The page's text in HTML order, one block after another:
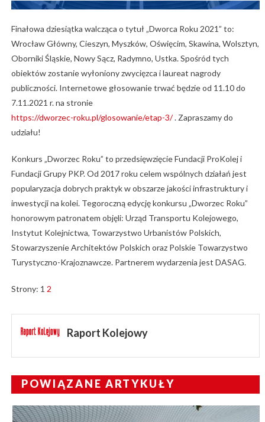
Finałowa dziesiątka walcząca o tytuł „Dworca Roku 2021” to:
Wrocław Główny, Cieszyn, Myszków, Oświęcim, Skawina, Wolsztyn,
Oborniki Śląskie, Nowy Sącz, Radymno, Ustka. Spośród tych
obiektów zostanie wyłoniony zwycięzca i laureat nagrody
publiczności. Internetowe głosowanie trwać będzie od 11.10 do
7.11.2021 r. na stronie
https://dworzec-roku.pl/glosowanie/etap-3/. Zapraszamy do
udziału!
Konkurs „Dworzec Roku” to przedsięwzięcie Fundacji ProKolej i
Fundacji Grupy PKP. Od 2017 roku celem wspólnych działań jest
popularyzacja dobrych praktyk w obszarze jakości infrastruktury i
inwestycji na kolei. Tegoroczną edycję konkursu „Dworzec Roku”
honorowym patronatem objęli: Urząd Transportu Kolejowego,
Instytut Kolejnictwa, Towarzystwo Urbanistów Polskich,
Stowarzyszenie Architektów Polskich oraz Polskie Towarzystwo
Turystyczno-Krajoznawcze. Partnerem wydarzenia jest DASAG.
Strony: 1 2
Raport Kolejowy
POWIĄZANE ARTYKUŁY